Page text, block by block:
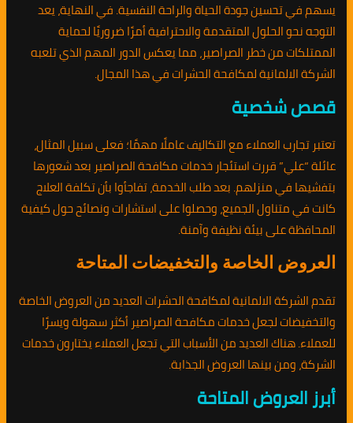
يسهم في تحسين جودة الحياة والراحة النفسية. في النهاية، يعد
التوجه نحو الحلول المتقدمة والاحترافية أمرًا ضروريًا لحماية
الممتلكات من خطر الصراصير، مما يعكس الدور المهم الذي تلعبه
الشركة الالمانية لمكافحة الحشرات في هذا المجال.
قصص شخصية
تعتبر تجارب العملاء مع التكاليف عاملًا مهمًا؛ فعلى سبيل المثال،
عائلة “علي” قررت استئجار خدمات مكافحة الصراصير بعد شعورها
بتفشيها في منزلهم. بعد طلب الخدمة، تفاجأوا بأن تكلفة العلاج
كانت في متناول الجميع، وحصلوا على استشارات ونصائح حول كيفية
المحافظة على بيئة نظيفة وآمنة.
العروض الخاصة والتخفيضات المتاحة
تقدم الشركة الالمانية لمكافحة الحشرات العديد من العروض الخاصة
والتخفيضات لجعل خدمات مكافحة الصراصير أكثر سهولة ويسرًا
للعملاء. هناك العديد من الأسباب التي تجعل العملاء يختارون خدمات
الشركة، ومن بينها العروض الجذابة.
أبرز العروض المتاحة